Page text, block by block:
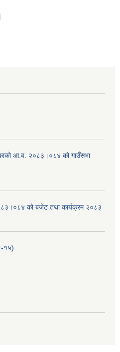
आ.व. २०८३।०८४ को गाउँसभा
को बजेट तथा कार्यक्रम २०८३
१५)